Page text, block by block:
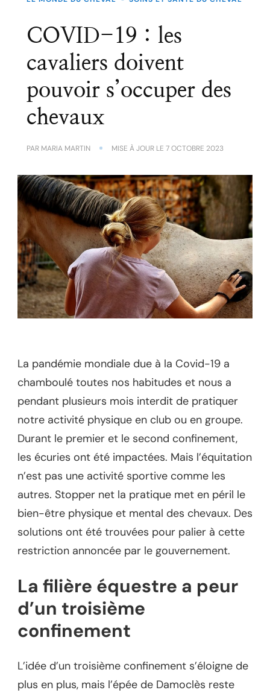
COVID-19 : les
cavaliers doivent
pouvoir s’occuper des
chevaux
PAR MARIA MARTIN MISE À JOUR LE 7 OCTOBRE 2023
La pandémie mondiale due à la Covid-19 a
chamboulé toutes nos habitudes et nous a
pendant plusieurs mois interdit de pratiquer
notre activité physique en club ou en groupe.
Durant le premier et le second confinement,
les écuries ont été impactées. Mais l’équitation
n’est pas une activité sportive comme les
autres. Stopper net la pratique met en péril le
bien-être physique et mental des chevaux. Des
solutions ont été trouvées pour palier à cette
restriction annoncée par le gouvernement.
La filière équestre a peur
d’un troisième
confinement
L’idée d’un troisième confinement s’éloigne de
plus en plus, mais l’épée de Damoclès reste